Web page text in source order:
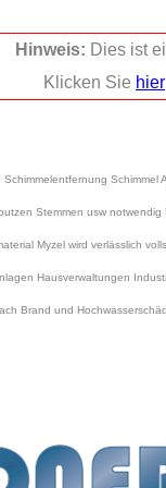
Stemmen usw
Myzel wird verlässlich
Hausverwaltungen
Brand und
Hinweis: Dies ist
Klicken Sie hier